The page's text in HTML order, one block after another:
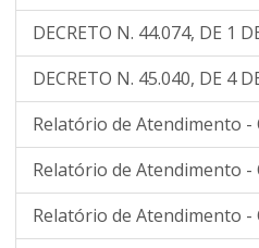
DECRETO N. 44.074, DE 1
DECRETO N. 45.040, DE 4
Relatório de Atendimento -
Relatório de Atendimento -
Relatório de Atendimento -